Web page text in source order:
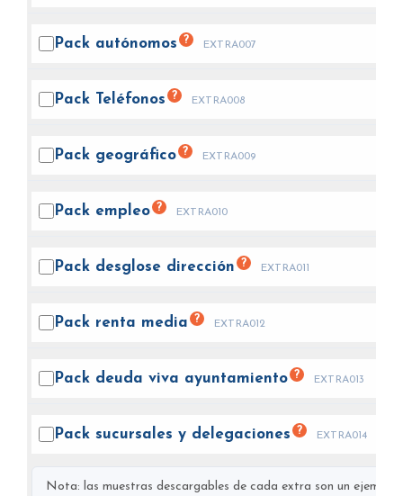
Pack autónomos ? EXTRA007
Pack Teléfonos ? EXTRA008
Pack geográfico ? EXTRA009
Pack empleo ? EXTRA010
Pack desglose dirección ? EXTRA011
Pack renta media ? EXTRA012
Pack deuda viva ayuntamiento ? EXTRA013
Pack sucursales y delegaciones ? EXTRA014
Nota: las muestras descargables de cada extra son un